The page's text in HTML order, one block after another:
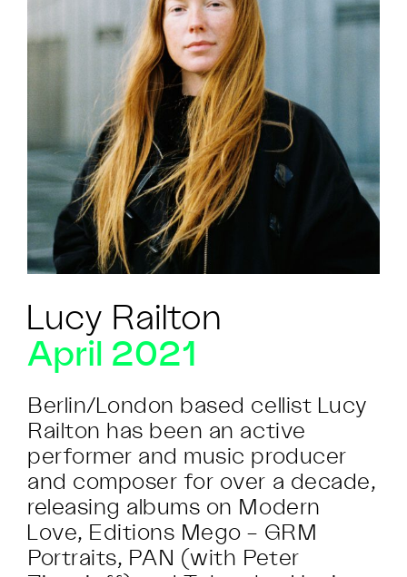
Lucy Railton
April 2021
Berlin/London based cellist Lucy
Railton has been an active
performer and music producer
and composer for over a decade,
releasing albums on Modern
Love, Editions Mego – GRM
Portraits, PAN (with Peter